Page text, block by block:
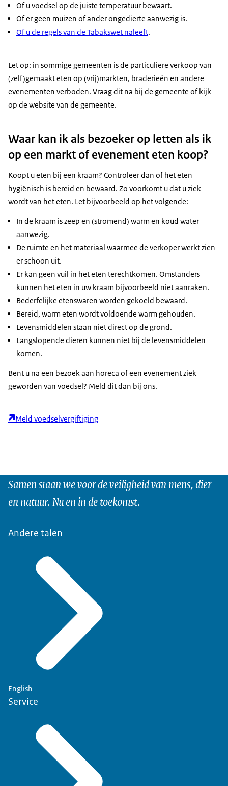
Of u voedsel op de juiste temperatuur bewaart.
Of er geen muizen of ander ongedierte aanwezig is.
Of u de regels van de Tabakswet naleeft.
Let op: in sommige gemeenten is de particuliere verkoop van
(zelf)gemaakt eten op (vrij)markten, braderieën en andere
evenementen verboden. Vraag dit na bij de gemeente of kijk
op de website van de gemeente.
Waar kan ik als bezoeker op letten als ik
op een markt of evenement eten koop?
Koopt u eten bij een kraam? Controleer dan of het eten
hygiënisch is bereid en bewaard. Zo voorkomt u dat u ziek
wordt van het eten. Let bijvoorbeeld op het volgende:
In de kraam is zeep en (stromend) warm en koud water
aanwezig.
De ruimte en het materiaal waarmee de verkoper werkt zien
er schoon uit.
Er kan geen vuil in het eten terechtkomen. Omstanders
kunnen het eten in uw kraam bijvoorbeeld niet aanraken.
Bederfelijke etenswaren worden gekoeld bewaard.
Bereid, warm eten wordt voldoende warm gehouden.
Levensmiddelen staan niet direct op de grond.
Langslopende dieren kunnen niet bij de levensmiddelen
komen.
Bent u na een bezoek aan horeca of een evenement ziek
geworden van voedsel? Meld dit dan bij ons.
Meld voedselvergiftiging
Samen staan we voor de veiligheid van mens, dier
en natuur. Nu en in de toekomst.
Andere talen
English
Service